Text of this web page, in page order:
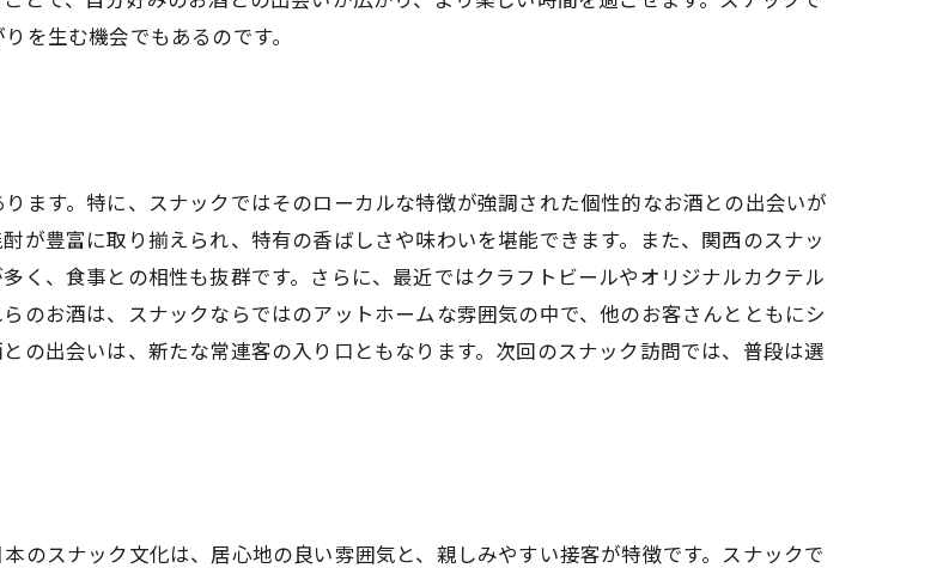
を生む機会でもあるのです。
ます。特に、スナックではそのローカルな特徴が強調された個性的なお酒との出会いが
が豊富に取り揃えられ、特有の香ばしさや味わいを堪能できます。また、関西のスナッ
く、食事との相性も抜群です。さらに、最近ではクラフトビールやオリジナルカクテル
のお酒は、スナックならではのアットホームな雰囲気の中で、他のお客さんとともにシ
の出会いは、新たな常連客の入り口ともなります。次回のスナック訪問では、普段は選
のスナック文化は、居心地の良い雰囲気と、親しみやすい接客が特徴です。スナックで